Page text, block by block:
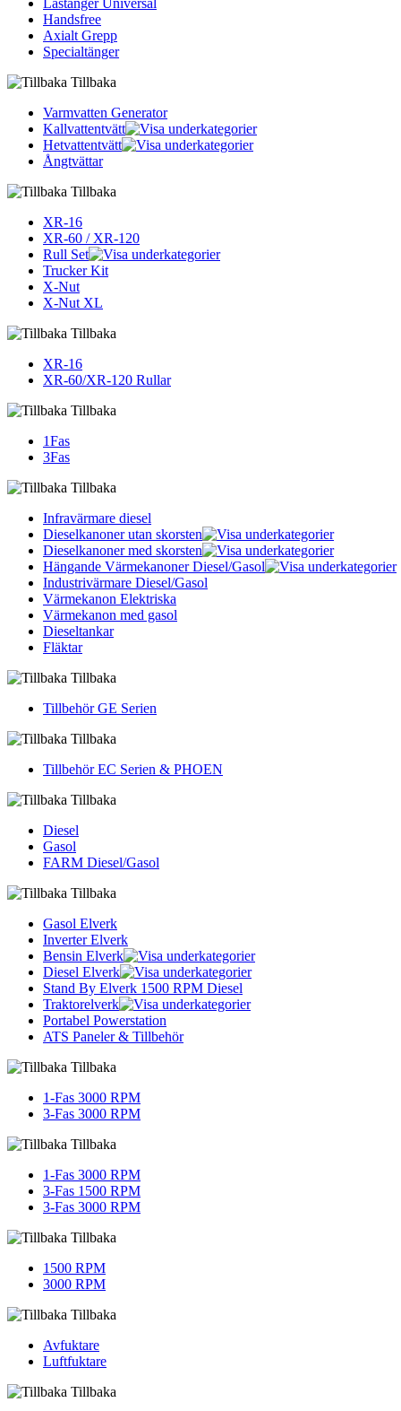
Handsfree
Axialt Grepp
Specialtänger
Tillbaka
Varmvatten Generator
Kallvattentvätt
Hetvattentvätt
Ångtvättar
Tillbaka
XR-16
XR-60 / XR-120
Rull Set
Trucker Kit
X-Nut
X-Nut XL
Tillbaka
XR-16
XR-60/XR-120 Rullar
Tillbaka
1Fas
3Fas
Tillbaka
Infravärmare diesel
Dieselkanoner utan skorsten
Dieselkanoner med skorsten
Hängande Värmekanoner Diesel/Gasol
Industrivärmare Diesel/Gasol
Värmekanon Elektriska
Värmekanon med gasol
Dieseltankar
Fläktar
Tillbaka
Tillbehör GE Serien
Tillbaka
Tillbehör EC Serien & PHOEN
Tillbaka
Diesel
Gasol
FARM Diesel/Gasol
Tillbaka
Gasol Elverk
Inverter Elverk
Bensin Elverk
Diesel Elverk
Stand By Elverk 1500 RPM Diesel
Traktorelverk
Portabel Powerstation
ATS Paneler & Tillbehör
Tillbaka
1-Fas 3000 RPM
3-Fas 3000 RPM
Tillbaka
1-Fas 3000 RPM
3-Fas 1500 RPM
3-Fas 3000 RPM
Tillbaka
1500 RPM
3000 RPM
Tillbaka
Avfuktare
Luftfuktare
Tillbaka